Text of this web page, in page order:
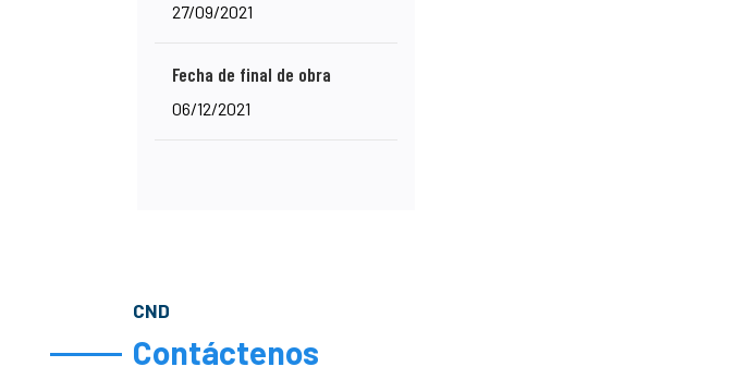
27/09/2021
Fecha de final de obra
06/12/2021
CND
Contáctenos